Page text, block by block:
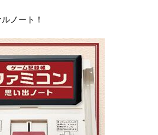
ノート！